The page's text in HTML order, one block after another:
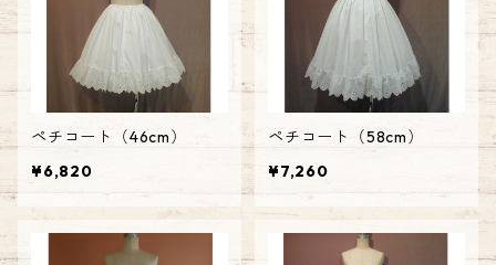
ペチコート（46cm）
¥6,820
ペチコート（58cm）
¥7,260